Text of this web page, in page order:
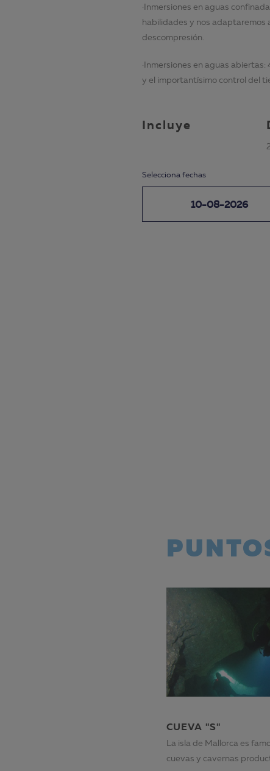
·Inmersiones en aguas
habilidades y nos adaptaremos
descompresión.
·Inmersiones en aguas
y el importantísimo control del
Incluye
Selecciona fechas
CUEVA "S"
La isla de Mallorca es
cuevas y cavernas